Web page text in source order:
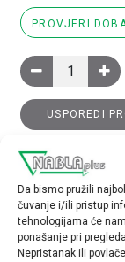
Da bismo pružili
čuvanje i/ili pristup
tehnologijama će
ponašanje pri
Nepristanak ili
PROVJERI
Sklopnik
USPOREDI
TEHNIČKE